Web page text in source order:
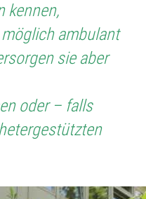
kennen,
ambulant
sie aber
oder – falls